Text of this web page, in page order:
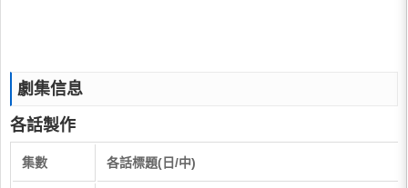
劇集信息
各話製作
集數 各話標題(日/中)